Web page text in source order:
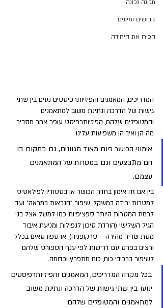
תזונה נכונה
גיבושים ומיונים
הכירו את היחידה
המדריכים, המאמנים והפיזיותרפיסטים נעים בין שתי
גישות של הדרכה ונתינת משוב למתאמנים
והמטופלים שלהם, הפיזיותרפיסט עופר צחר מסביר
מה הן ואיך הן משפיעות עלינו
אימוני הכושר כיום מאוד מגוונים, גם במקום בו
הם מתבצעים וגם במטרות של המתאמנים
עצמם.
בין אם זה אימון בחדר הכושר או בסטודיו לפילאטיס
למטרות ירידה במשקל, שיפור "הנראות במראה" ועד
לרמת המטרות היותר ספציפיות כמו למשל אצל בני
הגיל השלישי (הורדת סיכון לנפילות ומניעת איבוד
מסת שריר מהירה – סרקופניה), או ספורטאים בכלל
ורצים בפרט עם דרישות לפי ענף הספורט שלהם
לשיפור ברכיבי כוח, כוח מתפרץ וכדומה.
בכל מקרה המדריכים, המאמנים והפיזיותרפיסטים
ינועו בין שתי גישות של הדרכה ונתינת משוב
למתאמנים והמטופלים שלהם